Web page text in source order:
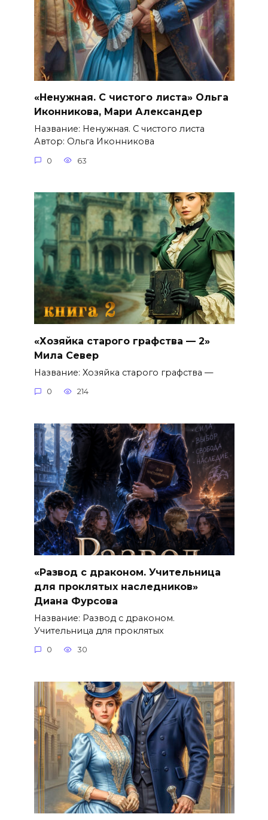
«Ненужная. С чистого листа» Ольга
Иконникова, Мари Александер
Название: Ненужная. С чистого листа
Автор: Ольга Иконникова
0 63
«Хозяйка старого графства — 2»
Мила Север
Название: Хозяйка старого графства —
0 214
«Развод с драконом. Учительница
для проклятых наследников»
Диана Фурсова
Название: Развод с драконом.
Учительница для проклятых
0 30